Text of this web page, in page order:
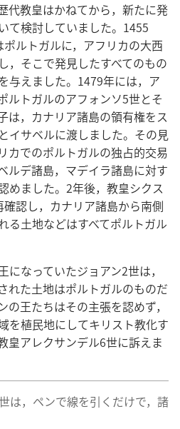
代​教皇​は​かねて​から，新た​に​発
て​検討​し​て​い​まし​た。1455​
ルトガル​に，アフリカ​の​大西
，そこで​発見​し​た​すべて​の​もの​
与え​まし​た。1479​年​に​は，ア
ルトガル​の​アフォンソ​5​世​と​そ
は，カナリア​諸島​の​領有​権​を​ス
イサベル​に​渡し​まし​た。その​見
カ​で​の​ポルトガル​の​独占​的​交易​
ルデ​諸島，マデイラ​諸島​に​対す
め​まし​た。2​年​後，教皇​シクス
認​し，カナリア​諸島​から​南側​
る​土地​など​は​すべて​ポルトガル​
に​なっ​て​い​た​ジョアン​2​世​は，
れ​た​土地​は​ポルトガル​の​もの​だ​
の​王​たち​は​その​主張​を​認め​ず，
を​植民​地​に​し​て​キリスト​教​化​す
皇​アレクサンデル​6​世​に​訴え​ま
は，ペン​で​線​を​引く​だけ​で，諸​